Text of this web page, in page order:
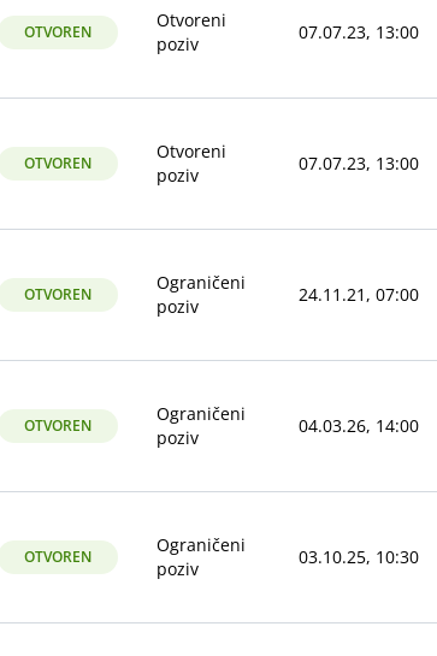
OTVOREN
Otvoreni
poziv
07.07.23, 13:00
OTVOREN
Otvoreni
poziv
07.07.23, 13:00
OTVOREN
Ograničeni
poziv
24.11.21, 07:00
OTVOREN
Ograničeni
poziv
04.03.26, 14:00
OTVOREN
Ograničeni
poziv
03.10.25, 10:30